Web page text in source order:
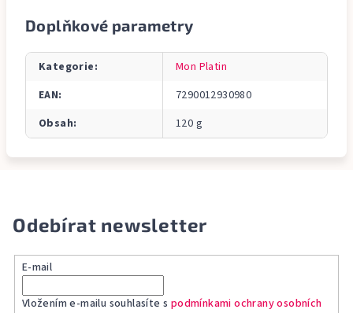
Doplňkové parametry
Kategorie:
Mon Platin
EAN:
7290012930980
Obsah: 120 g
Odebírat newsletter
E-mail
Vložením e-mailu souhlasíte s podmínkami ochrany osobních